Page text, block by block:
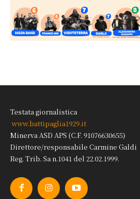
Testata giornalistica
www.battipaglia1929.it
Minerva ASD APS (C.F. 91076630655)
Direttore/responsabile Carmine Galdi
Reg. Trib. Sa n.1041 del 22.02.1999.